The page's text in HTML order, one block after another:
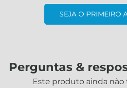
SEJA O PRIMEIRO
Perguntas &
Este produto ainda